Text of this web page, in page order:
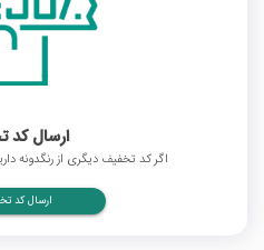
ارسال کد
اگر کد تخفیف دیگری از رنگدونه
ارسال کد